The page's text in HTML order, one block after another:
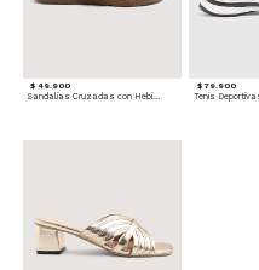
$ 49.900
Sandalias Cruzadas con Hebilla
$ 79.900